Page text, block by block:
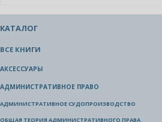
КАТАЛОГ
ВСЕ КНИГИ
АКСЕССУАРЫ
АДМИНИСТРАТИВНОЕ ПРАВО
АДМИНИСТРАТИВНОЕ СУДОПРОИЗВОДСТВО
ОБЩАЯ ТЕОРИЯ АДМИНИСТРАТИВНОГО ПРАВА